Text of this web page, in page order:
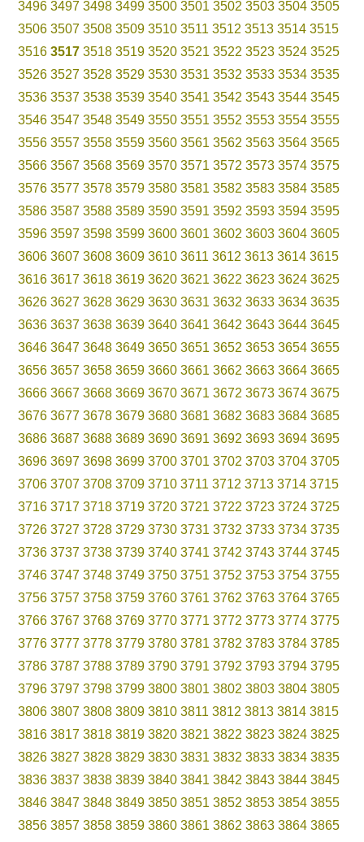
3496 3497 3498 3499 3500 3501 3502 3503 3504 3505
3506 3507 3508 3509 3510 3511 3512 3513 3514 3515
3516 3517 3518 3519 3520 3521 3522 3523 3524 3525
3526 3527 3528 3529 3530 3531 3532 3533 3534 3535
3536 3537 3538 3539 3540 3541 3542 3543 3544 3545
3546 3547 3548 3549 3550 3551 3552 3553 3554 3555
3556 3557 3558 3559 3560 3561 3562 3563 3564 3565
3566 3567 3568 3569 3570 3571 3572 3573 3574 3575
3576 3577 3578 3579 3580 3581 3582 3583 3584 3585
3586 3587 3588 3589 3590 3591 3592 3593 3594 3595
3596 3597 3598 3599 3600 3601 3602 3603 3604 3605
3606 3607 3608 3609 3610 3611 3612 3613 3614 3615
3616 3617 3618 3619 3620 3621 3622 3623 3624 3625
3626 3627 3628 3629 3630 3631 3632 3633 3634 3635
3636 3637 3638 3639 3640 3641 3642 3643 3644 3645
3646 3647 3648 3649 3650 3651 3652 3653 3654 3655
3656 3657 3658 3659 3660 3661 3662 3663 3664 3665
3666 3667 3668 3669 3670 3671 3672 3673 3674 3675
3676 3677 3678 3679 3680 3681 3682 3683 3684 3685
3686 3687 3688 3689 3690 3691 3692 3693 3694 3695
3696 3697 3698 3699 3700 3701 3702 3703 3704 3705
3706 3707 3708 3709 3710 3711 3712 3713 3714 3715
3716 3717 3718 3719 3720 3721 3722 3723 3724 3725
3726 3727 3728 3729 3730 3731 3732 3733 3734 3735
3736 3737 3738 3739 3740 3741 3742 3743 3744 3745
3746 3747 3748 3749 3750 3751 3752 3753 3754 3755
3756 3757 3758 3759 3760 3761 3762 3763 3764 3765
3766 3767 3768 3769 3770 3771 3772 3773 3774 3775
3776 3777 3778 3779 3780 3781 3782 3783 3784 3785
3786 3787 3788 3789 3790 3791 3792 3793 3794 3795
3796 3797 3798 3799 3800 3801 3802 3803 3804 3805
3806 3807 3808 3809 3810 3811 3812 3813 3814 3815
3816 3817 3818 3819 3820 3821 3822 3823 3824 3825
3826 3827 3828 3829 3830 3831 3832 3833 3834 3835
3836 3837 3838 3839 3840 3841 3842 3843 3844 3845
3846 3847 3848 3849 3850 3851 3852 3853 3854 3855
3856 3857 3858 3859 3860 3861 3862 3863 3864 3865